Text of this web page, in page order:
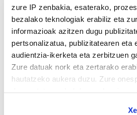
zure IP zenbakia, esaterako,
bezalako teknologiak erabiliz eta
informazioak azitzen dugu
pertsonalizatua, publizitatearen eta
audientzia-ikerketa eta zerbitzuen
Zure datuak nork eta zertarako
hautatzeko aukera duzu. Zure